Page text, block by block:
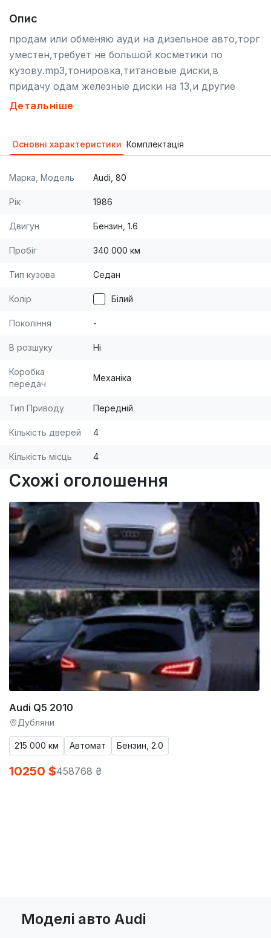
Опис
продам или обменяю ауди на дизельное авто,торг
уместен,требует не большой косметики по
кузову.mp3,тонировка,титановые диски,в
придачу одам железные диски на 13,и другие
запчасти,возможно востоновления газового
Детальніше
Основні характеристики Комплектація
Марка, Модель Audi, 80
Рік 1986
Двигун Бензин, 1.6
Пробіг 340 000 км
Тип кузова Седан
Колір Білий
Покоління -
В розшуку Ні
Коробка
передач
Механіка
Тип Приводу Передній
Кількість дверей 4
Кількість місць 4
Схожі оголошення
Audi Q5 2010
Дубляни
215 000 км Автомат Бензин, 2.0
10250 $458768 ₴
Моделі авто Audi